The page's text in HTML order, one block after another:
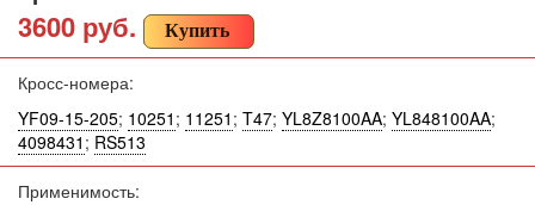
3600 руб.
Купить
Кросс-номера:
YF09-15-205; 10251 ; 11251 ; T47; YL8Z8100AA; YL848100AA;
4098431 ; RS513
Применимость: